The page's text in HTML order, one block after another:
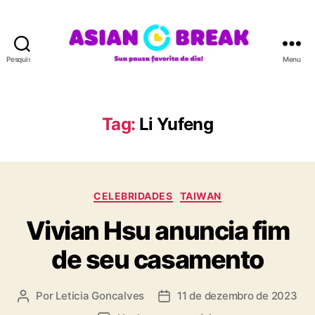
Pesquisar
A
N
R
A
Menu
Tag: Li Yufeng
C
t
e
g
o
i
CELEBRIDADES TAIWAN
Vivian Hsu anuncia fim
de seu casamento
A Por Leticia Goncalves
D 11 de dezembro de 2023